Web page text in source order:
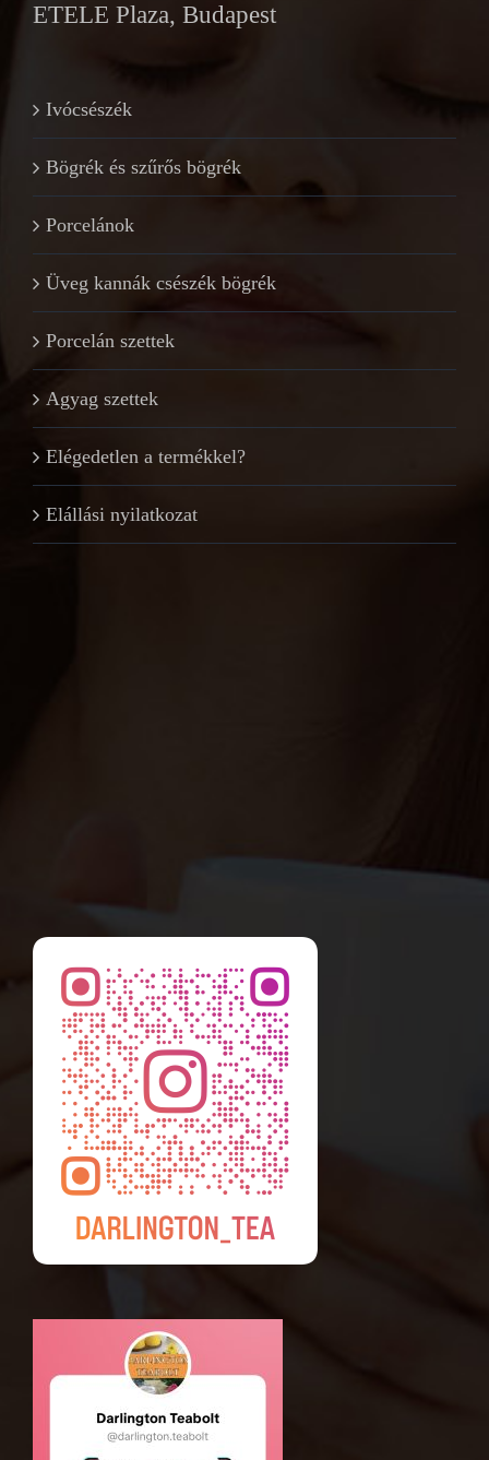
ETELE Plaza, Budapest
Ivócsészék
Bögrék és szűrős bögrék
Porcelánok
Üveg kannák csészék bögrék
Porcelán szettek
Agyag szettek
Elégedetlen a termékkel?
Elállási nyilatkozat